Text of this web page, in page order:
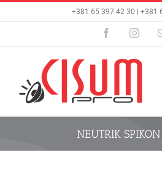
+381 65 397 42 30 | +381
Facebook
NEUTRIK